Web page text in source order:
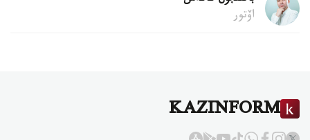
اۆتور
KAZINFORM